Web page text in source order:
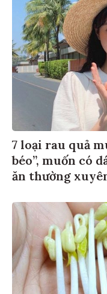
7 loại rau quả
béo”, muốn có
ăn thường